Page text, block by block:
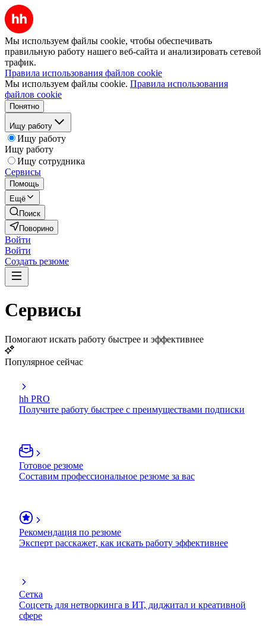
Мы используем файлы cookie, чтобы обеспечивать
правильную работу нашего веб-сайта и анализировать сетевой
трафик.
Правила использования файлов cookie
Мы используем файлы cookie. Правила использования
файлов cookie
Понятно
Ищу работу
Ищу работу
Ищу работу
Ищу сотрудника
Сервисы
Помощь
Ещё
Поиск
Поворино
Войти
Войти
Создать резюме
Сервисы
Помогают искать работу быстрее и эффективнее
Популярное сейчас
hh PRO
Получите работу быстрее с преимуществами подписки
Готовое резюме
Составим профессиональное резюме за вас
Рекомендация по резюме
Эксперт расскажет, как искать работу эффективнее
Сетка
Соцсеть для нетворкинга в ИТ, диджитал и креативной
сфере